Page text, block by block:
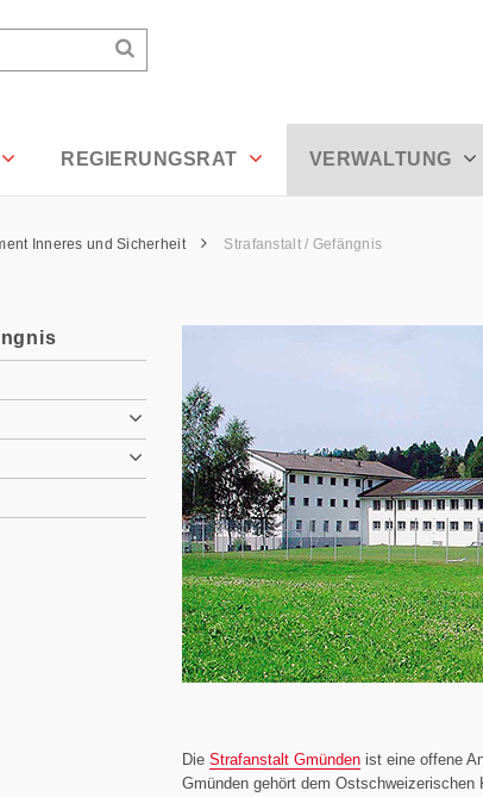
Suchen
REGIERUNGSRAT VERWALTUNG
Inneres und Sicherheit Strafanstalt / Gefängnis
Die Strafanstalt Gmünden ist eine offene
Gmünden gehört dem